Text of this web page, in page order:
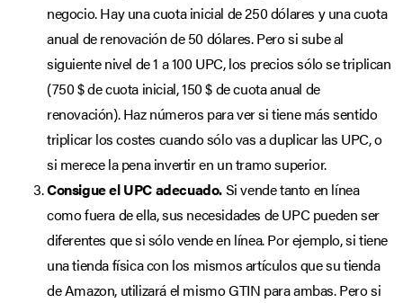
negocio. Hay una cuota inicial de 250 dólares y una cuota
anual de renovación de 50 dólares. Pero si sube al
siguiente nivel de 1 a 100 UPC, los precios sólo se triplican
(750 $ de cuota inicial, 150 $ de cuota anual de
renovación). Haz números para ver si tiene más sentido
triplicar los costes cuando sólo vas a duplicar las UPC, o
si merece la pena invertir en un tramo superior.
Consigue el UPC adecuado.Si vende tanto en línea
como fuera de ella, sus necesidades de UPC pueden ser
diferentes que si sólo vende en línea. Por ejemplo, si tiene
una tienda física con los mismos artículos que su tienda
de Amazon, utilizará el mismo GTIN para ambas. Pero si